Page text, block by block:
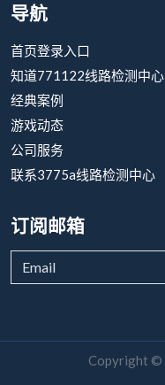
导航
首页登录入口
知道771122线路检测中心
经典案例
游戏动态
公司服务
联系3775a线路检测中心
订阅邮箱
Copyright ©